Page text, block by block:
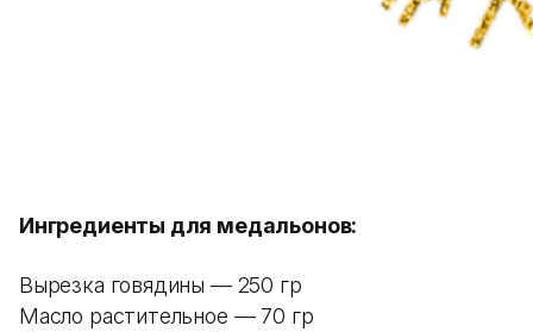
Ингредиенты для медальонов:
Вырезка говядины — 250 гр
Масло растительное — 70 гр